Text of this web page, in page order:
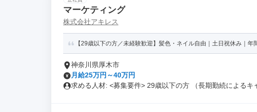
マーケティング
株式会社アキレス
【29歳以下の方／未経験歓迎】髪色・ネイル自由｜土日祝休み｜
神奈川県厚木市
月給25万円～40万円
求める人材: <募集要件> 29歳以下の方 （長期勤続によるキ